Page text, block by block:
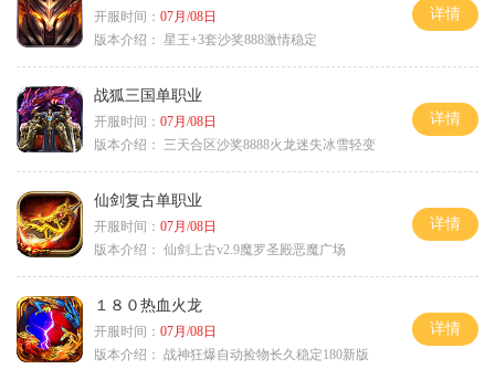
开服时间： 07月/08日
版本介绍： 星王+3套沙奖888激情稳定
详情
战狐三国单职业
开服时间： 07月/08日
版本介绍：
三天合区沙奖8888火龙迷失冰雪轻变
详情
仙剑复古单职业
开服时间： 07月/08日
版本介绍： 仙剑上古v2.9魔罗圣殿恶魔广场
详情
１８０热血火龙
开服时间： 07月/08日
版本介绍： 战神狂爆自动捡物长久稳定180新版
详情